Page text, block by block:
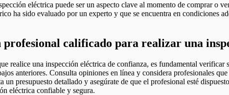
eléctrica puede ser un aspecto clave al momento de comprar o
ha sido evaluado por un experto y que se encuentra en condiciones
profesional calificado para realizar una
realice una inspección eléctrica de confianza, es fundamental
anteriores. Consulta opiniones en línea y considera profesionales
un presupuesto detallado y asegúrate de que el profesional esté
eléctrica confiable y segura.